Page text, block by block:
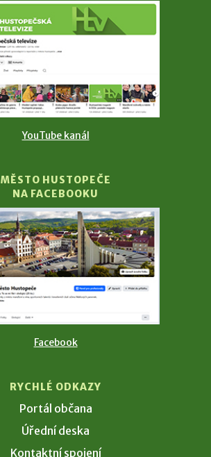
YouTube kanál
MĚSTO HUSTOPEČE
NA FACEBOOKU
Facebook
RYCHLÉ ODKAZY
Portál občana
Úřední deska
Kontaktní spojení